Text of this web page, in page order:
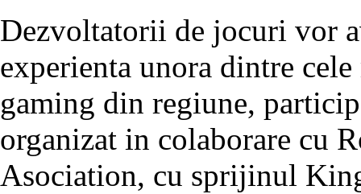
Dezvoltatorii de jocuri vor
experienta unora dintre
gaming din regiune,
organizat in colaborare cu
Asociation, cu sprijinul